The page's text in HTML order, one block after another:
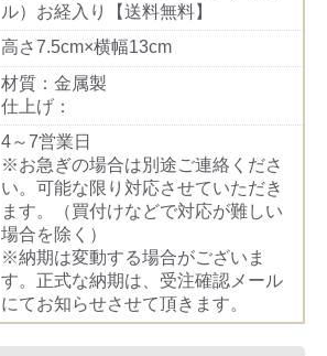
ル）お経入り【送料無料】
高さ7.5cm×横幅13cm
材質：金属製
仕上げ：
4～7営業日
※お急ぎの場合は別途ご連絡くださ
い。可能な限り対応させていただき
ます。（買付けなどで対応が難しい
場合を除く）
※納期は変動する場合がございま
す。正式な納期は、受注確認メール
にてお知らせさせて頂きます。